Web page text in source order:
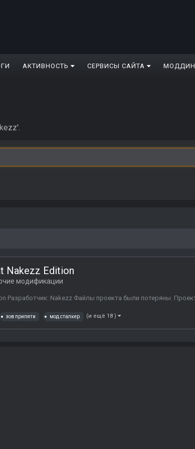
АКТИВНОСТЬ СЕРВИСЫ САЙТА
Nakezz Edition
модификации
Разработчик: Nakezz Файлы проекта были потеряны.
зов припяти мод сталкер (и ещё 18 )